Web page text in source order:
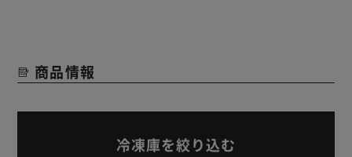
商品情報
冷凍庫を絞り込む